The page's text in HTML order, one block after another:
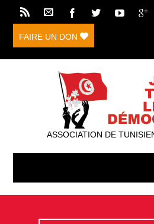
FAIRE UN DON
ASSOCIATION DE